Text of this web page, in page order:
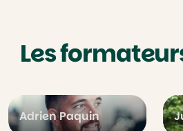
Les
Adrien Paquin